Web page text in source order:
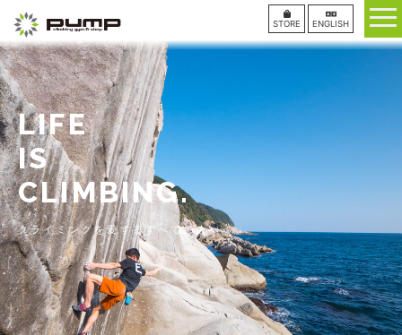
STORE ENGLISH
LIFE
IS
CLIMBING.
クライミングを愛するすべての人へ